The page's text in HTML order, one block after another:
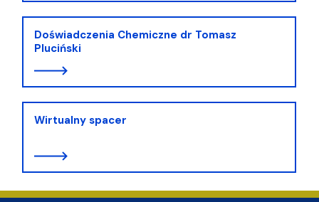
Doświadczenia Chemiczne dr Tomasz
Pluciński
Wirtualny spacer